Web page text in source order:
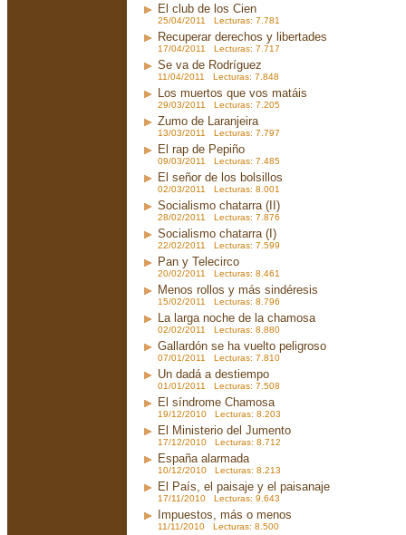
El club de los Cien
25/04/2011 Lecturas: 7.781
Recuperar derechos y libertades
17/04/2011 Lecturas: 7.717
Se va de Rodríguez
11/04/2011 Lecturas: 7.848
Los muertos que vos matáis
29/03/2011 Lecturas: 7.205
Zumo de Laranjeira
13/03/2011 Lecturas: 7.797
El rap de Pepiño
09/03/2011 Lecturas: 7.485
El señor de los bolsillos
02/03/2011 Lecturas: 8.001
Socialismo chatarra (II)
28/02/2011 Lecturas: 7.876
Socialismo chatarra (I)
22/02/2011 Lecturas: 7.599
Pan y Telecirco
20/02/2011 Lecturas: 8.461
Menos rollos y más sindéresis
15/02/2011 Lecturas: 8.796
La larga noche de la chamosa
02/02/2011 Lecturas: 8.880
Gallardón se ha vuelto peligroso
07/01/2011 Lecturas: 7.810
Un dadá a destiempo
01/01/2011 Lecturas: 7.508
El síndrome Chamosa
19/12/2010 Lecturas: 8.203
El Ministerio del Jumento
17/12/2010 Lecturas: 8.712
España alarmada
10/12/2010 Lecturas: 8.213
El País, el paisaje y el paisanaje
17/11/2010 Lecturas: 9.643
Impuestos, más o menos
11/11/2010 Lecturas: 8.500